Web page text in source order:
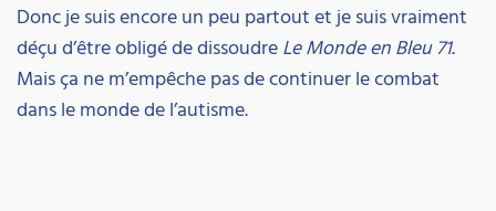
Donc je suis encore un peu partout et je suis vraiment
déçu d’être obligé de dissoudreLe Monde en Bleu 71.
Mais ça ne m’empêche pas de continuer le combat
dans le monde de l’autisme.